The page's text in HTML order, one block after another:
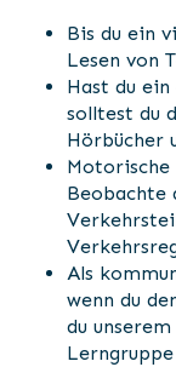
Bis du ein
Lesen von
Hast du ein
solltest du
Hörbücher
Motorische
Beobachte
Als
wenn du
du